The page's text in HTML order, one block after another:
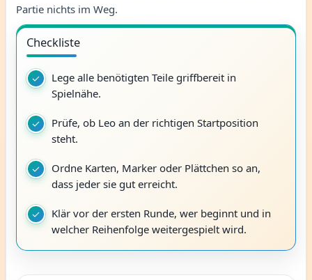
Partie nichts im Weg.
Checkliste
Lege alle benötigten Teile griffbereit in
Spielnähe.
Prüfe, ob Leo an der richtigen Startposition
steht.
Ordne Karten, Marker oder Plättchen so an,
dass jeder sie gut erreicht.
Klär vor der ersten Runde, wer beginnt und in
welcher Reihenfolge weitergespielt wird.